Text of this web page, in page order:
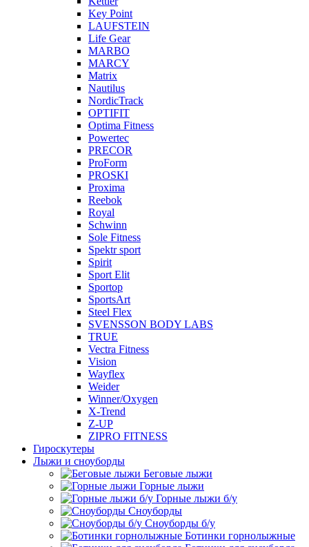
Key Point
LAUFSTEIN
Life Gear
MARBO
MARCY
Matrix
Nautilus
NordicTrack
OPTIFIT
Optima Fitness
Powertec
PRECOR
ProForm
PROSKI
Proxima
Reebok
Royal
Schwinn
Sole Fitness
Spektr sport
Spirit
Sport Elit
Sportop
SportsArt
Steel Flex
SVENSSON BODY LABS
TRUE
Vectra Fitness
Vision
Wayflex
Weider
Winner/Oxygen
X-Trend
Z-UP
ZIPRO FITNESS
Гироскутеры
Лыжи и сноуборды
Беговые лыжи
Горные лыжи
Горные лыжи б/у
Сноуборды
Сноуборды б/у
Ботинки горнолыжные